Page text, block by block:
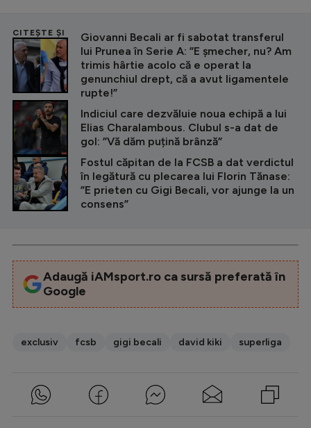
CITEȘTE ȘI
Giovanni Becali ar fi sabotat transferul
lui Prunea în Serie A: ”E șmecher, nu? Am
trimis hârtie acolo că e operat la
genunchiul drept, că a avut ligamentele
rupte!”
Indiciul care dezvăluie noua echipă a lui
Elias Charalambous. Clubul s-a dat de
gol: ”Vă dăm puțină brânză”
Fostul căpitan de la FCSB a dat verdictul
în legătură cu plecarea lui Florin Tănase:
”E prieten cu Gigi Becali, vor ajunge la un
consens”
Adaugă iAMsport.ro ca sursă preferată în
Google
exclusiv fcsb gigi becali david kiki superliga